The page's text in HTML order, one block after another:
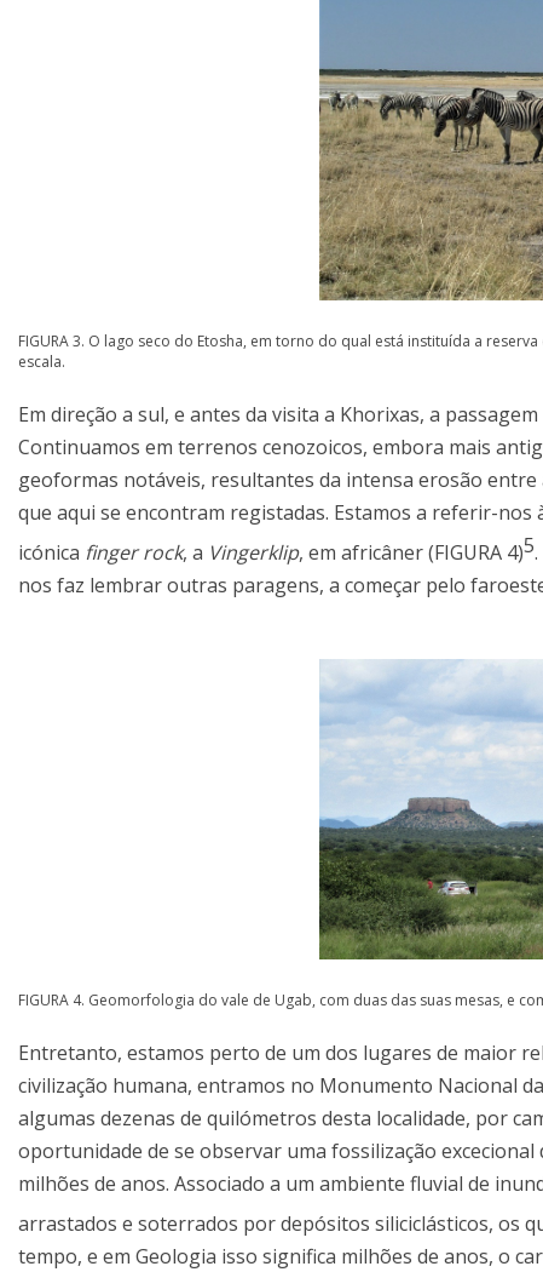
FIGURA 3. O lago seco do Etosha, em torno do qual está instituída a
escala.
Em direção a sul, e antes da visita a Khorixas, a
Continuamos em terrenos cenozoicos, embora mais
geoformas notáveis, resultantes da intensa erosão
que aqui se encontram registadas. Estamos a referir-nos
icónica finger rock, a Vingerklip, em africâner (FIGURA 4)5
nos faz lembrar outras paragens, a começar pelo
FIGURA 4. Geomorfologia do vale de Ugab, com duas das suas mesas, e
Entretanto, estamos perto de um dos lugares de maior
civilização humana, entramos no Monumento Nacional
algumas dezenas de quilómetros desta localidade, por
oportunidade de se observar uma fossilização
milhões de anos. Associado a um ambiente fluvial de
arrastados e soterrados por depósitos siliciclásticos, os
tempo, e em Geologia isso significa milhões de anos, o